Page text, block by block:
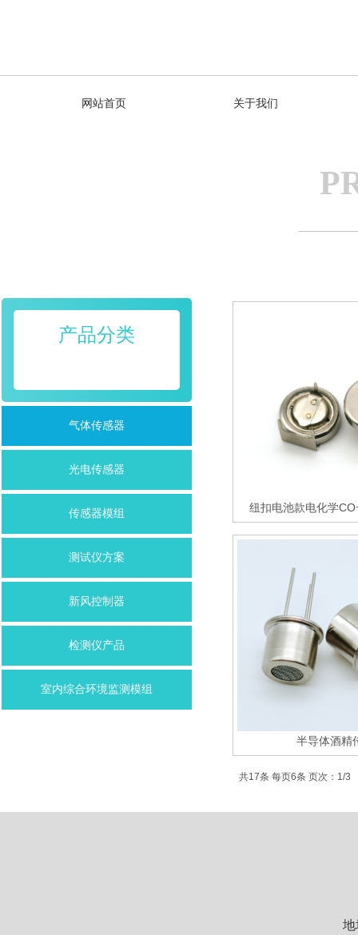
网站首页 关于我们
纽扣电池款电化学
半导体酒精
共17条 每页6条 页次：1/3
产品分类
气体传感器
光电传感器
传感器模组
测试仪方案
新风控制器
检测仪产品
室内综合环境监测模组
地